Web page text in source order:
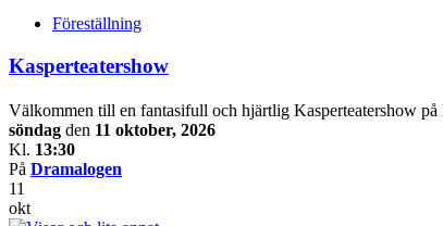
Föreställning
Kasperteatershow
Välkommen till en fantasifull och hjärtlig Kasperteatershow på
söndag den 11 oktober, 2026
Kl. 13:30
På Dramalogen
11
okt